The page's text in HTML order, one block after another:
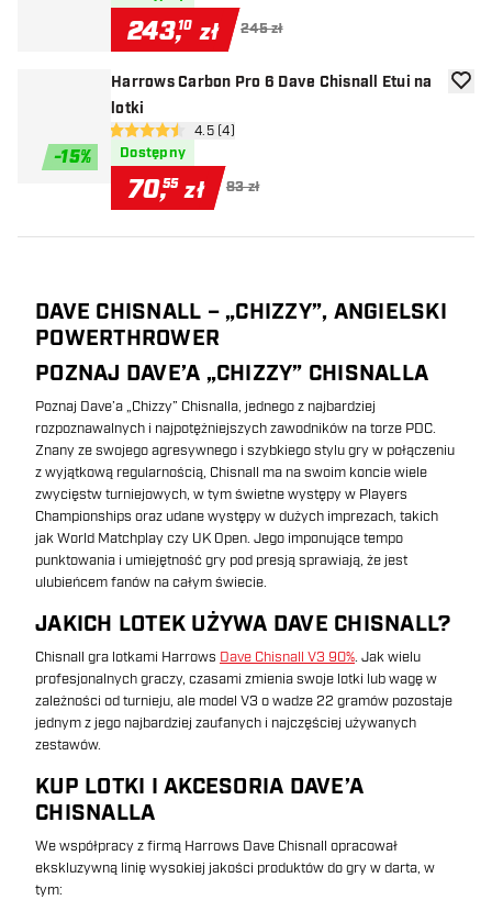
243,10 zł 245 zł
-15%
Harrows Carbon Pro 6 Dave Chisnall Etui na
lotki
otwórz panel recenzji
4.5 gwiazdki oceny
4.5 (4)
Dostępny
70,55 zł 83 zł
DAVE CHISNALL – „CHIZZY”, ANGIELSKI
POWERTHROWER
POZNAJ DAVE’A „CHIZZY” CHISNALLA
Poznaj Dave’a „Chizzy” Chisnalla, jednego z najbardziej
rozpoznawalnych i najpotężniejszych zawodników na torze PDC.
Znany ze swojego agresywnego i szybkiego stylu gry w połączeniu
z wyjątkową regularnością, Chisnall ma na swoim koncie wiele
zwycięstw turniejowych, w tym świetne występy w Players
Championships oraz udane występy w dużych imprezach, takich
jak World Matchplay czy UK Open. Jego imponujące tempo
punktowania i umiejętność gry pod presją sprawiają, że jest
ulubieńcem fanów na całym świecie.
JAKICH LOTEK UŻYWA DAVE CHISNALL?
Chisnall gra lotkami Harrows Dave Chisnall V3 90%. Jak wielu
profesjonalnych graczy, czasami zmienia swoje lotki lub wagę w
zależności od turnieju, ale model V3 o wadze 22 gramów pozostaje
jednym z jego najbardziej zaufanych i najczęściej używanych
zestawów.
KUP LOTKI I AKCESORIA DAVE’A
CHISNALLA
We współpracy z firmą Harrows Dave Chisnall opracował
ekskluzywną linię wysokiej jakości produktów do gry w darta, w
tym: